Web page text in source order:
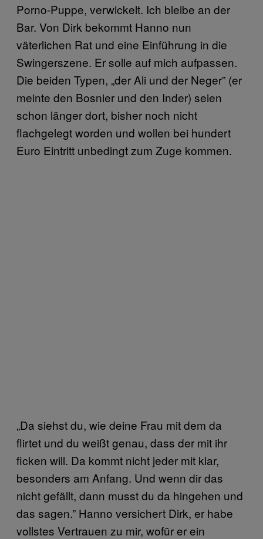
Porno-Puppe, verwickelt. Ich bleibe an der
Bar. Von Dirk bekommt Hanno nun
väterlichen Rat und eine Einführung in die
Swingerszene. Er solle auf mich aufpassen.
Die beiden Typen, „der Ali und der Neger” (er
meinte den Bosnier und den Inder) seien
schon länger dort, bisher noch nicht
flachgelegt worden und wollen bei hundert
Euro Eintritt unbedingt zum Zuge kommen.
„Da siehst du, wie deine Frau mit dem da
flirtet und du weißt genau, dass der mit ihr
ficken will. Da kommt nicht jeder mit klar,
besonders am Anfang. Und wenn dir das
nicht gefällt, dann musst du da hingehen und
das sagen.” Hanno versichert Dirk, er habe
vollstes Vertrauen zu mir, wofür er ein